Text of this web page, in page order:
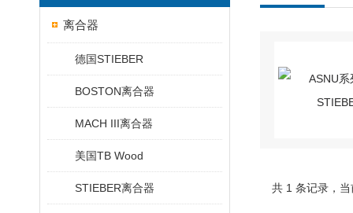
离合器
德国STIEBER
BOSTON离合器
MACH III离合器
美国TB Wood
STIEBER离合器 共 1 条记录，